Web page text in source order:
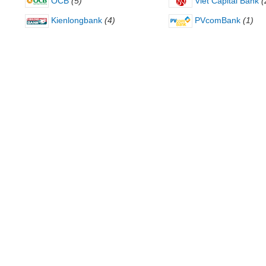
Kienlongbank (4) PVcomBank (1)